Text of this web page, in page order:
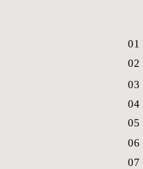
01
02
03
04
05
06
07